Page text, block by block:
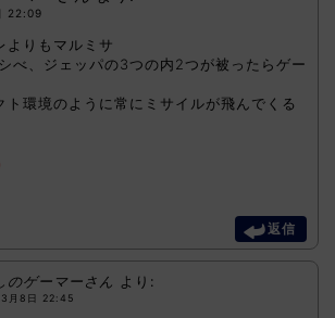
22:09
よりもマルミサ
べ、ジェッパの3つの内2つが被ったらゲー
ト環境のように常にミサイルが飛んでくる
返信
のゲーマーさん より:
月8日 22:45